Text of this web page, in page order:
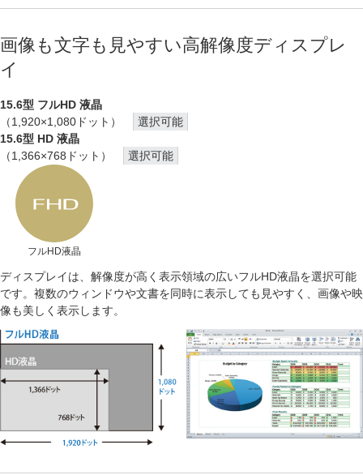
画像も文字も見やすい高解像度ディスプレ
イ
15.6型 フルHD 液晶
（1,920×1,080ドット）
選択可能
15.6型 HD 液晶
（1,366×768ドット）
選択可能
フルHD液晶
ディスプレイは、解像度が高く表示領域の広いフルHD液晶を選択可能
です。複数のウィンドウや文書を同時に表示しても見やすく、画像や映
像も美しく表示します。